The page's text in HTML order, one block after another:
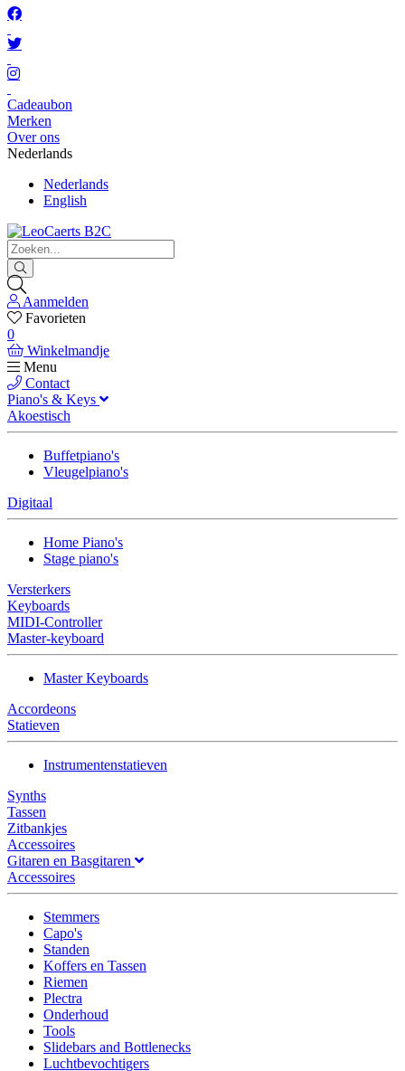
Cadeaubon
Merken
Over ons
Nederlands
Nederlands
English
Aanmelden
Favorieten
0
Winkelmandje
Menu
Contact
Piano's & Keys
Akoestisch
Buffetpiano's
Vleugelpiano's
Digitaal
Home Piano's
Stage piano's
Versterkers
Keyboards
MIDI-Controller
Master-keyboard
Master Keyboards
Accordeons
Statieven
Instrumentenstatieven
Synths
Tassen
Zitbankjes
Accessoires
Gitaren en Basgitaren
Accessoires
Stemmers
Capo's
Standen
Koffers en Tassen
Riemen
Plectra
Onderhoud
Tools
Slidebars and Bottlenecks
Luchtbevochtigers